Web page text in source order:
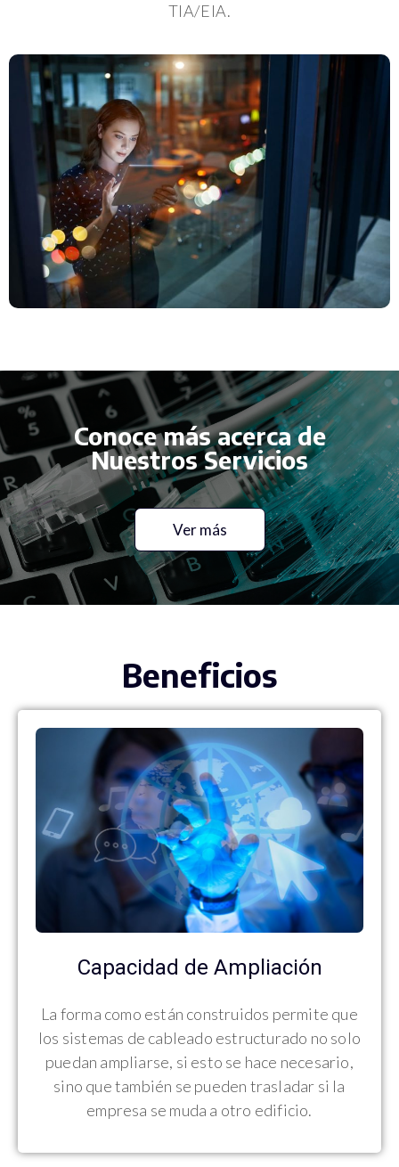
TIA/EIA.
Conoce más acerca de
Nuestros Servicios
Ver más
Beneficios
Capacidad de Ampliación
La forma como están construidos permite que
los sistemas de cableado estructurado no solo
puedan ampliarse, si esto se hace necesario,
sino que también se pueden trasladar si la
empresa se muda a otro edificio.